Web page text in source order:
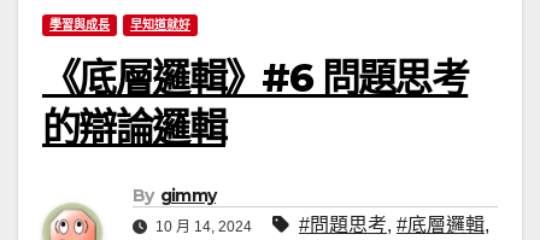
學習與成長 早知道就好
《底層邏輯》#6 問題思考
的辯論邏輯
By gimmy
10 月 14, 2024 #問題思考, #底層邏輯,